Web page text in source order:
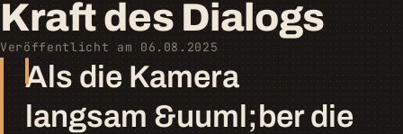
Kraft des Dialogs
Veröffentlicht am 06.08.2025
Als die Kamera
langsam &uuml;ber die